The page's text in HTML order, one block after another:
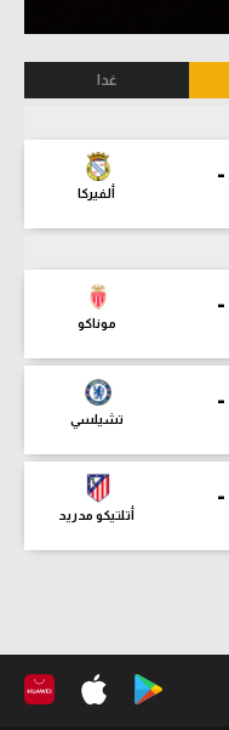
غدا
-
ألفيركا
-
موناكو
-
تشيلسي
-
أتلتيكو مدريد